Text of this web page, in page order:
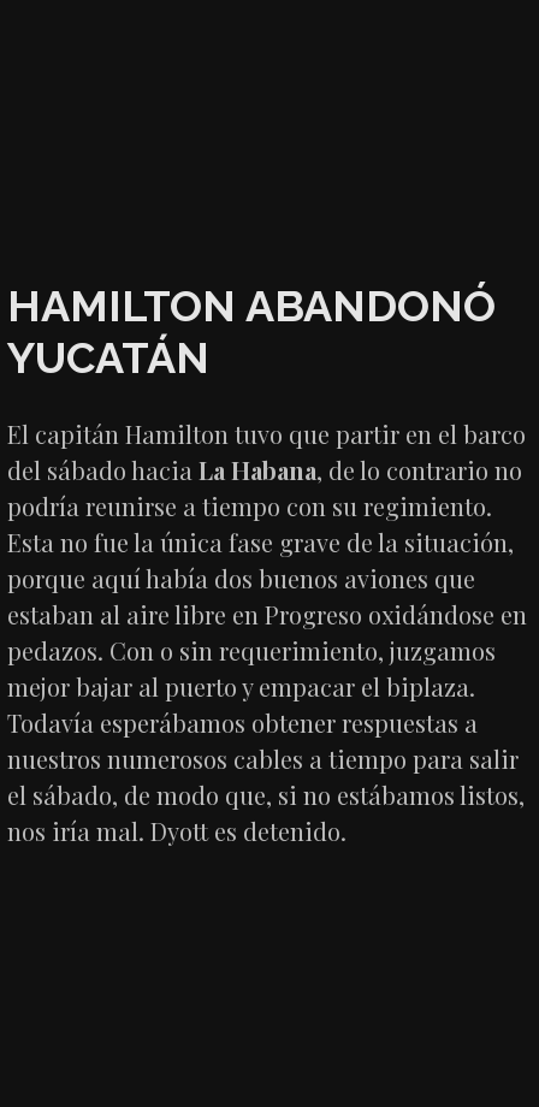
HAMILTON ABANDONÓ
YUCATÁN
El capitán Hamilton tuvo que partir en el barco
del sábado haciaLa Habana, de lo contrario no
podría reunirse a tiempo con su regimiento.
Esta no fue la única fase grave de la situación,
porque aquí había dos buenos aviones que
estaban al aire libre en Progreso oxidándose en
pedazos. Con o sin requerimiento, juzgamos
mejor bajar al puerto y empacar el biplaza.
Todavía esperábamos obtener respuestas a
nuestros numerosos cables a tiempo para salir
el sábado, de modo que, si no estábamos listos,
nos iría mal. Dyott es detenido.